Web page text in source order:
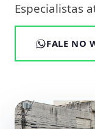
Especialistas
FALE NO